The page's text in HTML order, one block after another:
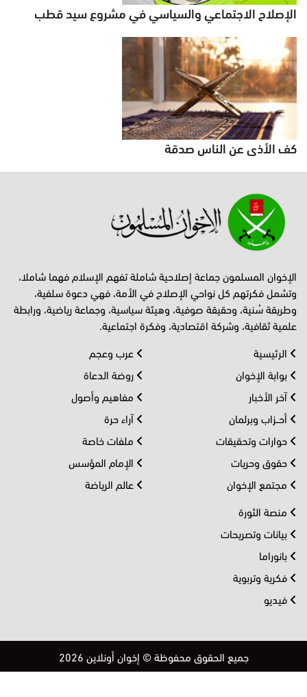
الإصلاح الاجتماعي والسياسي في مشروع سيد قطب
كف الأذى عن الناس صدقة
الإخوان المسلمون جماعة إصلاحية شاملة تفهم الإسلام فهما شاملا،
وتشمل فكرتهم كل نواحي الإصلاح في الأمة، فهي دعوة سلفية،
وطريقة سُنية، وحقيقة صوفية، وهيئة سياسية، وجماعة رياضية، ورابطة
علمية ثقافية، وشركة اقتصادية، وفكرة اجتماعية.
الرئيسية
بوابة الإخوان
آخر الأخبار
أحــزاب وبرلمان
حوارات وتحقيقات
حقوق وحريات
مجتمع الإخوان
عرب وعجم
روضة الدعاة
مفاهيم وأصول
آراء حرة
ملفات خاصة
الإمام المؤسس
عالم الرياضة
منصة الثورة
بيانات وتصريحات
بانوراما
فكرية وتربوية
فيديو
جميع الحقوق محفوظة © إخوان أونلاين 2026